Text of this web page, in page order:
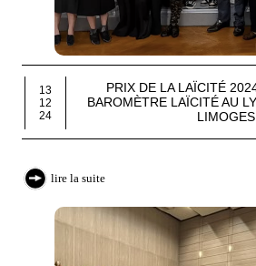
13
12
24
PRIX DE LA LAÏCITÉ
BAROMÈTRE LAÏCITÉ AU
LIMOGES
lire la suite